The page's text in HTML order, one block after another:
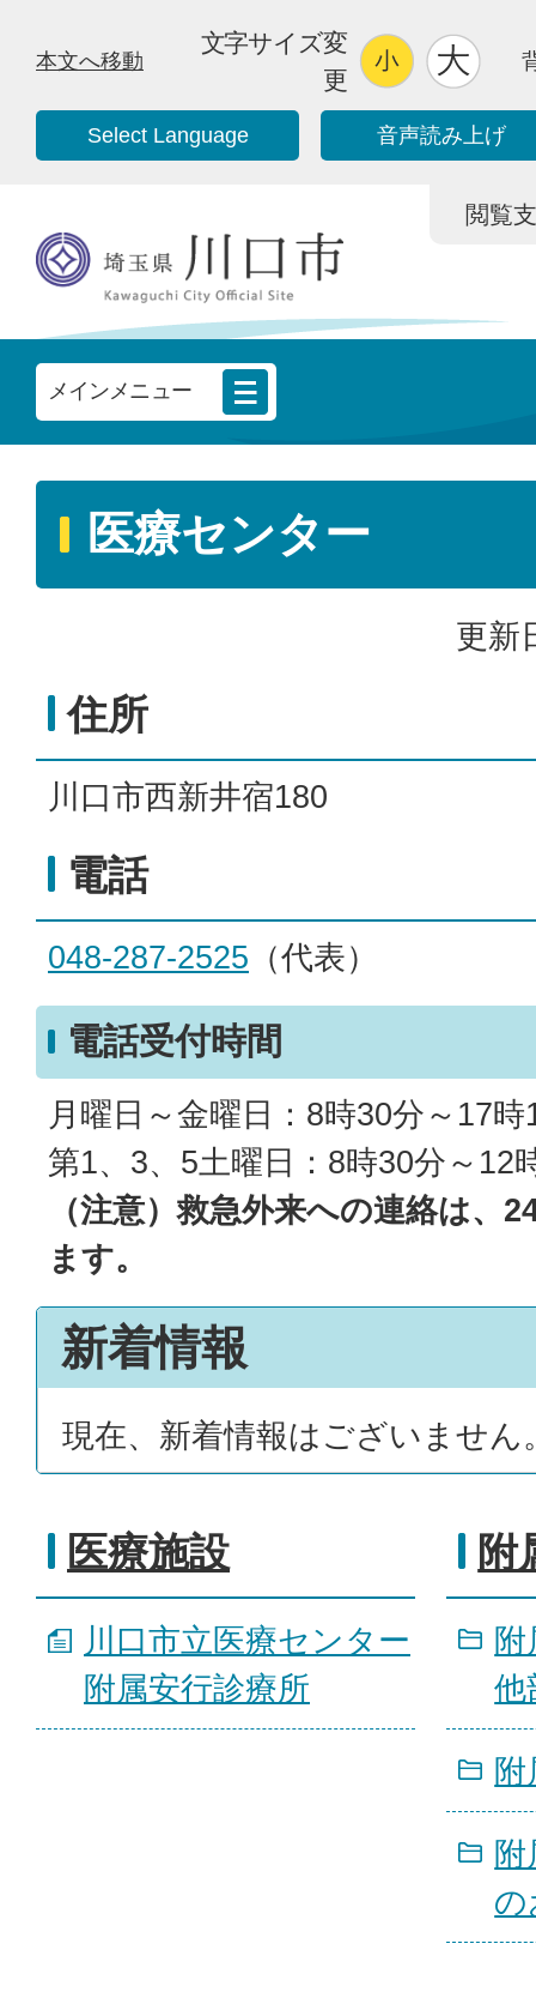
本文へ移動
文字サイズ変
更
Select Language 音声読み上げ
閲覧
メインメニュー
医療センター
更新
住所
川口市西新井宿180
電話
048-287-2525 （代表）
電話受付時間
月曜日～金曜日：8時30分～17時
第1、3、5土曜日：8時30分～12
（注意）救急外来への連絡は、
ます。
新着情報
現在、新着情報はございません
医療施設
川口市立医療センター
附属安行診療所
附
他
の